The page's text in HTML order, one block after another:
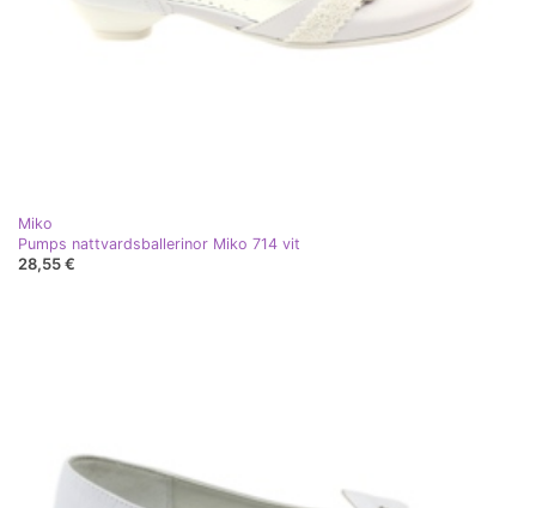
Miko
Pumps nattvardsballerinor Miko 714 vit
28,55 €